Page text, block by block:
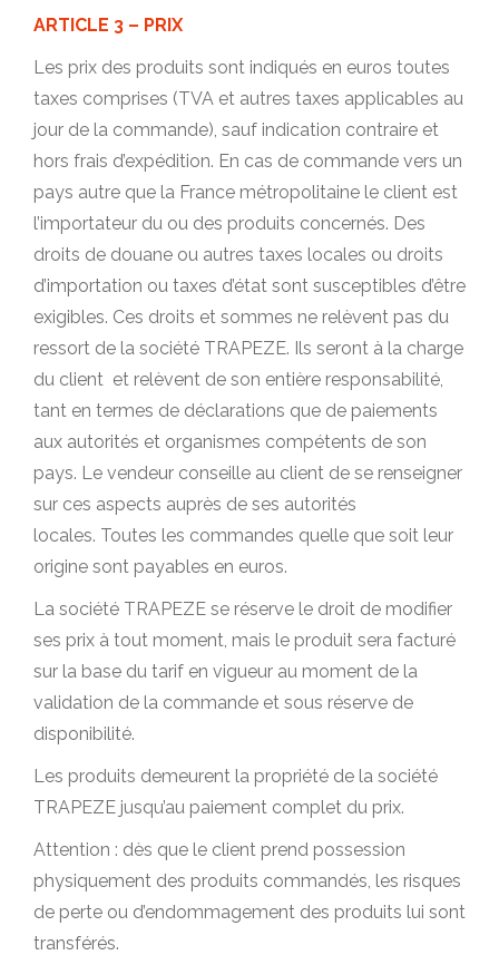
ARTICLE 3 – PRIX
Les prix des produits sont indiqués en euros toutes
taxes comprises (TVA et autres taxes applicables au
jour de la commande), sauf indication contraire et
hors frais d’expédition. En cas de commande vers un
pays autre que la France métropolitaine le client est
l’importateur du ou des produits concernés. Des
droits de douane ou autres taxes locales ou droits
d’importation ou taxes d’état sont susceptibles d’être
exigibles. Ces droits et sommes ne relèvent pas du
ressort de la société TRAPEZE. Ils seront à la charge
du client et relèvent de son entière responsabilité,
tant en termes de déclarations que de paiements
aux autorités et organismes compétents de son
pays. Le vendeur conseille au client de se renseigner
sur ces aspects auprès de ses autorités
locales. Toutes les commandes quelle que soit leur
origine sont payables en euros.
La société TRAPEZE se réserve le droit de modifier
ses prix à tout moment, mais le produit sera facturé
sur la base du tarif en vigueur au moment de la
validation de la commande et sous réserve de
disponibilité.
Les produits demeurent la propriété de la société
TRAPEZE jusqu’au paiement complet du prix.
Attention : dès que le client prend possession
physiquement des produits commandés, les risques
de perte ou d’endommagement des produits lui sont
transférés.